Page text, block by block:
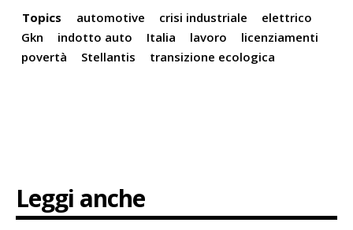
Topics automotive crisi industriale
elettrico
Gkn
indotto auto Italia lavoro
licenziamenti
povertà
Stellantis transizione ecologica
Leggi anche